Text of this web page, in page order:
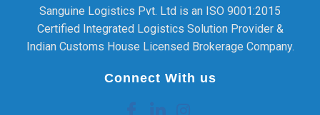
Sanguine Logistics Pvt. Ltd is an ISO 9001:2015
Certified Integrated Logistics Solution Provider &
Indian Customs House Licensed Brokerage Company.
Connect With us